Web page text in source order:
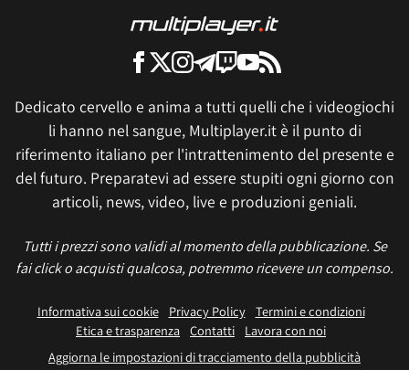
Dedicato cervello e anima a tutti quelli che i videogiochi
li hanno nel sangue, Multiplayer.it è il punto di
riferimento italiano per l'intrattenimento del presente e
del futuro. Preparatevi ad essere stupiti ogni giorno con
articoli, news, video, live e produzioni geniali.
Tutti i prezzi sono validi al momento della pubblicazione. Se
fai click o acquisti qualcosa, potremmo ricevere un compenso.
Informativa sui cookie Privacy Policy
Termini e condizioni
Etica e trasparenza Contatti
Lavora con noi
Aggiorna le impostazioni di tracciamento della pubblicità